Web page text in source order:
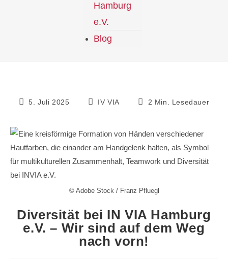
Hamburg
e.V.
Blog
5. Juli 2025 IV VIA 2 Min. Lesedauer
© Adobe Stock / Franz Pfluegl
Diversität bei IN VIA Hamburg
e.V. – Wir sind auf dem Weg
nach vorn!